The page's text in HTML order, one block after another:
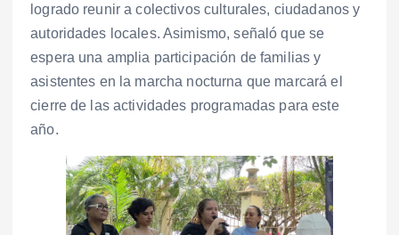
logrado reunir a colectivos culturales, ciudadanos y
autoridades locales. Asimismo, señaló que se
espera una amplia participación de familias y
asistentes en la marcha nocturna que marcará el
cierre de las actividades programadas para este
año.